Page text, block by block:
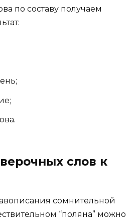
по составу получаем
слов к
сомнительной
“поляна” можно